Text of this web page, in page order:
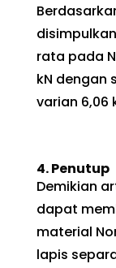
rata pada
kN dengan
varian 6,06
4.Penutup
Demikian
dapat
material
lapis